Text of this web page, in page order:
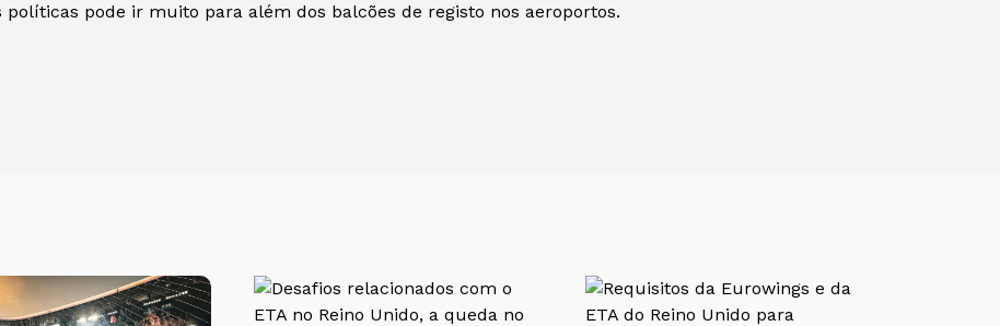
pode ir muito para além dos balcões de registo nos aeroportos.